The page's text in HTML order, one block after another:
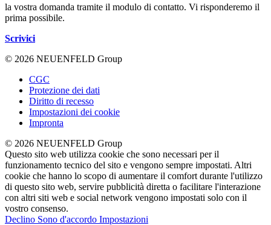
la vostra domanda tramite il modulo di contatto. Vi risponderemo il
prima possibile.
Scrivici
© 2026 NEUENFELD Group
CGC
Protezione dei dati
Diritto di recesso
Impostazioni dei cookie
Impronta
© 2026 NEUENFELD Group
Questo sito web utilizza cookie che sono necessari per il
funzionamento tecnico del sito e vengono sempre impostati. Altri
cookie che hanno lo scopo di aumentare il comfort durante l'utilizzo
di questo sito web, servire pubblicità diretta o facilitare l'interazione
con altri siti web e social network vengono impostati solo con il
vostro consenso.
Declino Sono d'accordo Impostazioni